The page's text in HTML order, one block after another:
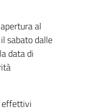
al
sabato dalle
data di
effettivi